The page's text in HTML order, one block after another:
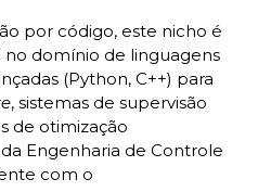
por código, este nicho é
no domínio de linguagens
(Python, C++) para
, sistemas de supervisão
de otimização
Engenharia de Controle
com o